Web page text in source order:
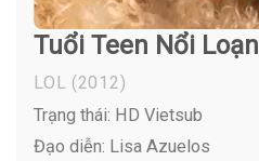
Tuổi Teen Nổi Loạn
LOL (2012)
Trạng thái: HD Vietsub
Đạo diễn: Lisa Azuelos